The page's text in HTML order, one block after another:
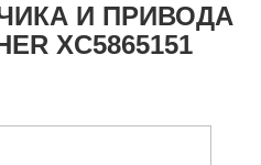
И ПРИВОДА
XC5865151